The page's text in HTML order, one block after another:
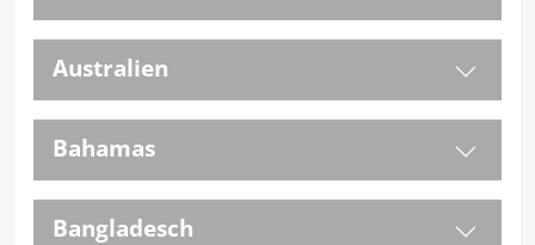
Australien
Bahamas
Bangladesch